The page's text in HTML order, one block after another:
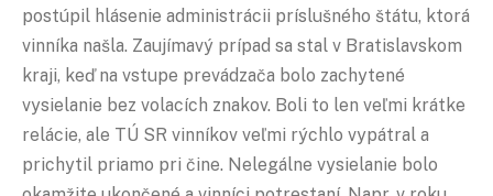
postúpil hlásenie administrácii príslušného štátu, ktorá
vinníka našla. Zaujímavý prípad sa stal v Bratislavskom
kraji, keď na vstupe prevádzača bolo zachytené
vysielanie bez volacích znakov. Boli to len veľmi krátke
relácie, ale TÚ SR vinníkov veľmi rýchlo vypátral a
prichytil priamo pri čine. Nelegálne vysielanie bolo